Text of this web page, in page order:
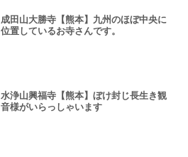
成田山大勝寺【熊本】九州のほぼ中央に
位置しているお寺さんです。
水浄山興福寺【熊本】ぼけ封じ長生き観
音様がいらっしゃいます